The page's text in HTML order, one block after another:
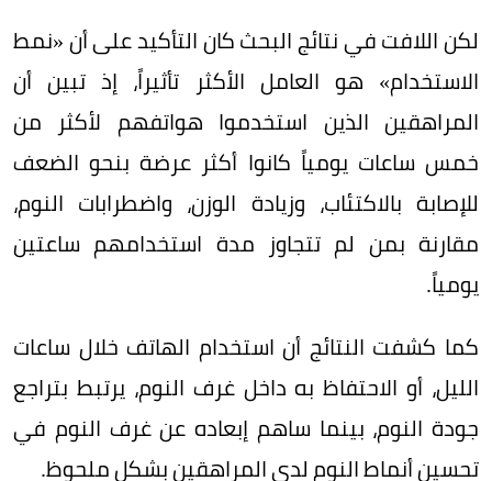
لكن اللافت في نتائج البحث كان التأكيد على أن «نمط
الاستخدام» هو العامل الأكثر تأثيراً، إذ تبين أن
المراهقين الذين استخدموا هواتفهم لأكثر من
خمس ساعات يومياً كانوا أكثر عرضة بنحو الضعف
للإصابة بالاكتئاب، وزيادة الوزن، واضطرابات النوم،
مقارنة بمن لم تتجاوز مدة استخدامهم ساعتين
يومياً.
كما كشفت النتائج أن استخدام الهاتف خلال ساعات
الليل، أو الاحتفاظ به داخل غرف النوم، يرتبط بتراجع
جودة النوم، بينما ساهم إبعاده عن غرف النوم في
تحسين أنماط النوم لدى المراهقين بشكل ملحوظ.